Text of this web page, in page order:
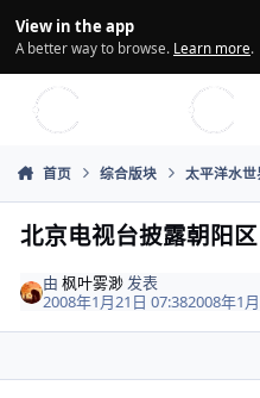
View in the app
A better way to browse. Learn more.
首页 综合版块 太平洋水世
北京电视台披露朝阳区
由枫叶雾渺 发表
2008年1月21日 07:382008年1